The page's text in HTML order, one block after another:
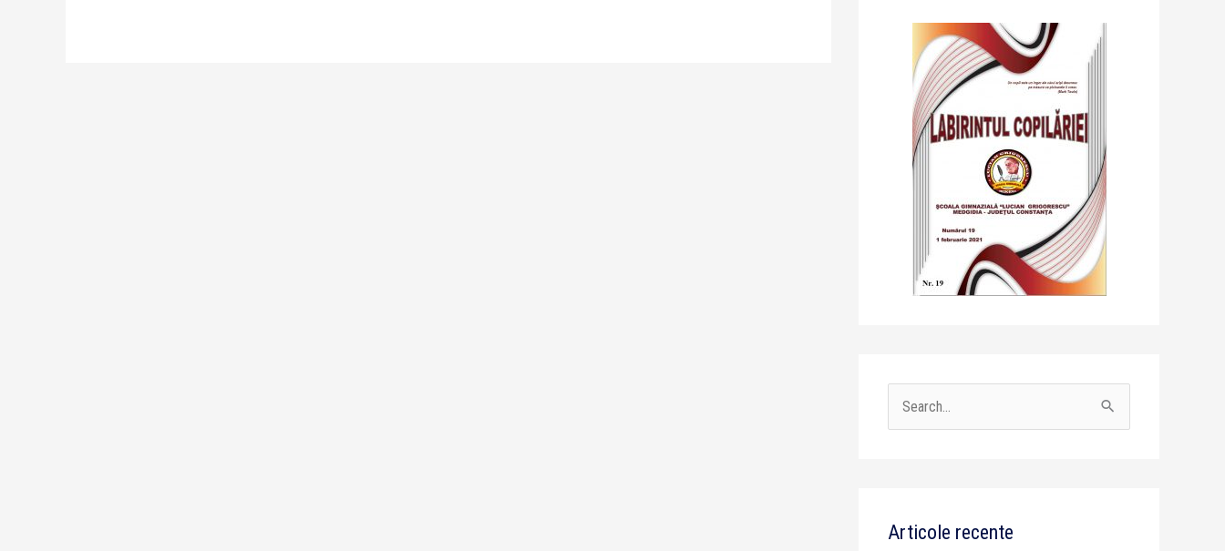
c
Articole recente